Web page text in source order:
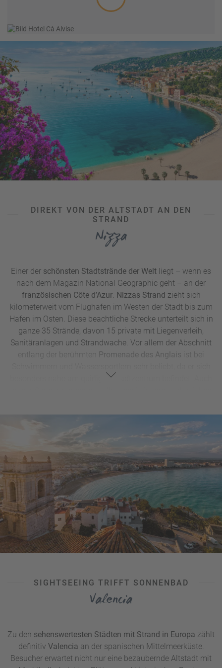
Sommerurlaub in Badeorten wie Jesolo oder Bibione –
entdecken Sie passende Angebote auf unserer
Buchungsplattform oder
DIREKT VON DER ALTSTADT AN DEN
STRAND
Nizza
Einer der schönsten Stadtstrände der Welt liegt – wenn es
nach dem Magazin National Geographic geht – an der
französischen Côte d’Azur. Nizzas Strand zieht sich
kilometerweit vom Flughafen im Westen der Stadt bis zum
Hafen im Osten. Diese beachtliche Strecke unterteilt sich in
ganze 35 Strände, davon 15 private mit Liegenverleih,
Sanitäranlagen und Strandwache. Vor allem der Abschnitt
entlang der berühmten Promenade des Anglais ist bei
besonders nahe am quirligen Stadtzentrum befindet. Auch
Stadtstrände in Nizza, die sich gut zu Fuß, mit dem Rad
oder per Bus erreichen lassen, sind etwa derPlage des
und der
Forum.
wenigen Minuten!
UNSER TIPP:Unbedingt Strandschuhe einpacken, denn bis
auf zwei künstlich angelegte Ausnahmen handelt es sich
um Kiesstrände. Wegen des schnell abfallenden
Meeresuntergrunds sollten Familien mit Kindern ein wenig
vorsichtig sein.
SIGHTSEEING TRIFFT SONNENBAD
Valencia
Zu den sehenswertesten Städten mit Strand in Europa zählt
definitiv Valencia an der spanischen Mittelmeerküste.
Besucher erwartet nicht nur eine bezaubernde Altstadt mit